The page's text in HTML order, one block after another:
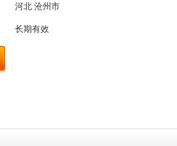
河北 沧州市
长期有效